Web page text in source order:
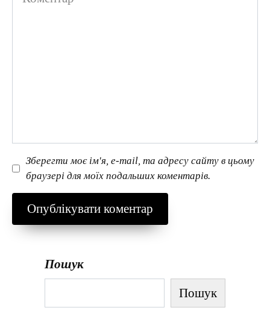
Зберегти моє ім'я, e-mail, та адресу сайту в цьому
браузері для моїх подальших коментарів.
Пошук
Пошук